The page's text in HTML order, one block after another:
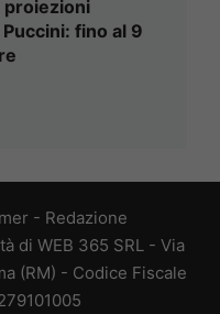
proiezioni
Puccini: fino al 9
- Redazione
di WEB 365 SRL - Via
(RM) - Codice Fiscale